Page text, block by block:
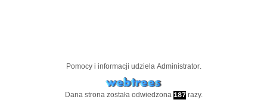
Pomocy i informacji udziela Administrator.
Dana strona została odwiedzona 187razy.